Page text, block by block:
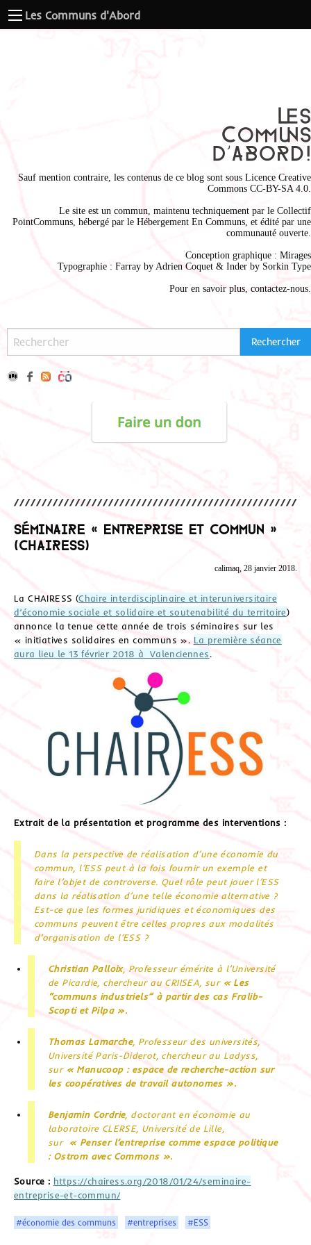
Les Communs d'Abord
Sauf mention contraire, les contenus de ce blog sont sous Licence Creative
Commons CC-BY-SA 4.0
Le site est un commun, maintenu techniquement par le Collectif
PointCommuns , hébergé par le Hébergement En Communs , et édité par une
communauté ouverte.
Conception graphique : Mirages
Typographie : Farray by Adrien Coquet & Inder by Sorkin Type
Pour en savoir plus, contactez-nous
Séminaire « entreprise et commun »
(CHAIRESS)
calimaq, 28 janvier 2018.
La CHAIRESS (Chaire interdisciplinaire et interuniversitaire
d’économie sociale et solidaire et soutenabilité du territoire)
annonce la tenue cette année de trois séminaires sur les
« initiatives solidaires en communs ». La première séance
aura lieu le 13 février 2018 à Valenciennes.
Extrait de la présentation et programme des interventions :
Dans la perspective de réalisation d’une économie du
commun, l’ESS peut à la fois fournir un exemple et
faire l’objet de controverse. Quel rôle peut jouer l’ESS
dans la réalisation d’une telle économie alternative ?
Est-ce que les formes juridiques et économiques des
communs peuvent être celles propres aux modalités
d’organisation de l’ESS ?
Christian Palloix, Professeur émérite à l’Université
de Picardie, chercheur au CRIISEA, sur « Les
“communs industriels” à partir des cas Fralib-
Scopti et Pilpa ».
Thomas Lamarche, Professeur des universités,
Université Paris-Diderot, chercheur au Ladyss,
sur « Manucoop : espace de recherche-action sur
les coopératives de travail autonomes ».
Benjamin Cordrie, doctorant en économie au
laboratoire CLERSE, Université de Lille,
sur « Penser l’entreprise comme espace politique
: Ostrom avec Commons ».
Source : https://chairess.org/2018/01/24/seminaire-
entreprise-et-commun/
#économie des communs #entreprises #ESS